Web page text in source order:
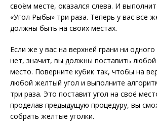
своём месте, оказался слева. И
«Угол Рыбы» три раза. Теперь у вас все
должны быть на своих местах.
Если же у вас на верхней грани ни
нет, значит, вы должны поставить
место. Поверните кубик так, чтобы на
любой желтый угол и выполните
три раза. Это поставит угол на своё
проделав предыдущую процедуру, вы
собрать желтые уголки.